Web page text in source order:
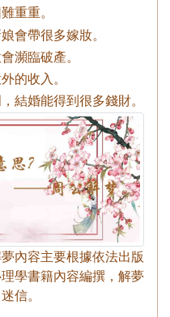
重重。
會帶很多嫁妝。
瀕臨破產。
的收入。
結婚能得到很多錢財。
內容主要根據依法出版
學書籍內容編撰，解夢
信。